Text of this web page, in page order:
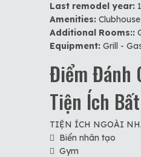
Last remodel year:
Amenities: Clubhouse
Additional Rooms::
Equipment: Grill -
Điểm Đánh
Tiện Ích
TIỆN ÍCH NGOÀI
Biển nhân tạo
Gym